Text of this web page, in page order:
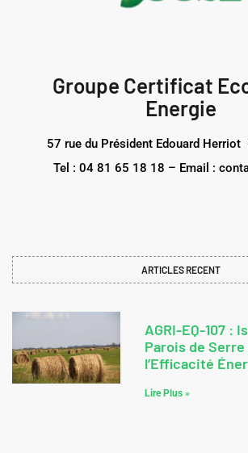
Groupe Certificat
Energie
57 rue du Président Edouard Herriot
Tel : 04 81 65 18 18 – Email :
ARTICLES RECENT
AGRI-EQ-107 :
Parois de
l’Efficacité
Lire Plus »